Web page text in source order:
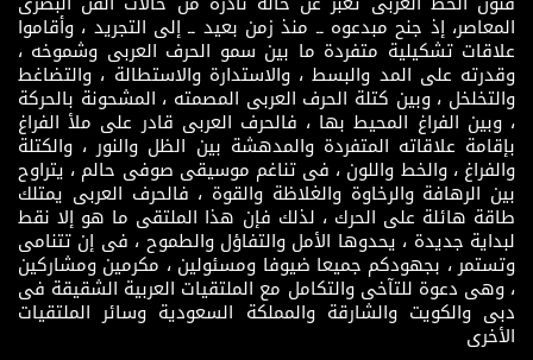
المعاصر، إذ جنح مبدعوه ــ منذ زمن بعيد ــ إلى التجريد ، وأقاموا
علاقات تشكيلية متفردة ما بين سمو الحرف العربى وشموخه ،
وقدرته على المد والبسط ، والاستدارة والاستطالة ، والتضاغط
والتخلخل ، وبين كتلة الحرف العربى المصمته ، المشحونة بالحركة
، وبين الفراغ المحيط بها ، فالحرف العربى قادر على ملأ الفراغ
بإقامة علاقاته المتفردة والمدهشة بين الظل والنور ، والكتلة
والفراغ ، والخط واللون ، فى تناغم موسيقى صوفى حالم ، يتراوح
بين الرهافة والرخاوة والغلاظة والقوة ، فالحرف العربى يمتلك
طاقة هائلة على الحرك ، لذلك فإن هذا الملتقى ما هو إلا نقط
لبداية جديدة ، يحدوها الأمل والتفاؤل والطموح ، فى إن تتنامى
وتستمر ، بجهودكم جميعا ضيوفا ومسئولين ، مكرمين ومشاركين
، وهى دعوة للتآخى والتكامل مع الملتقيات العربية الشقيقة فى
دبى والكويت والشارقة والمملكة السعودية وسائر الملتقيات
الأخرى